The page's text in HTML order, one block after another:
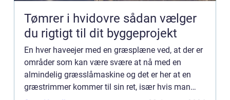
Tømrer i hvidovre sådan vælger
du rigtigt til dit byggeprojekt
En hver haveejer med en græsplæne ved, at der er
områder som kan være svære at nå med en
almindelig græsslåmaskine og det er her at en
græstrimmer kommer til sin ret, især hvis man